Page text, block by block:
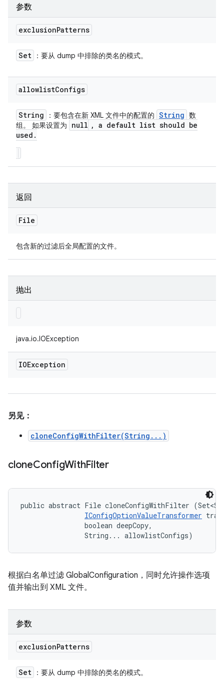
参数
exclusionPatterns
Set ：要从 dump 中排除的类名的模式。
allowlistConfigs
String ：要包含在新 XML 文件中的配置的 String 数
组。 如果设置为
null , a default list should be
used .
返回
File
包含新的过滤后全局配置的文件。
抛出
java.io.IOException
IOException
另见：
cloneConfigWithFilter(String...)
cloneConfigWithFilter
public abstract File cloneConfigWithFilter
IConfigOptionValueTransformer
                boolean deepCopy,
                String... allowlistConfigs)
根据白名单过滤 GlobalConfiguration，同时允许操作选项
值并输出到 XML 文件。
参数
exclusionPatterns
Set ：要从 dump 中排除的类名的模式。